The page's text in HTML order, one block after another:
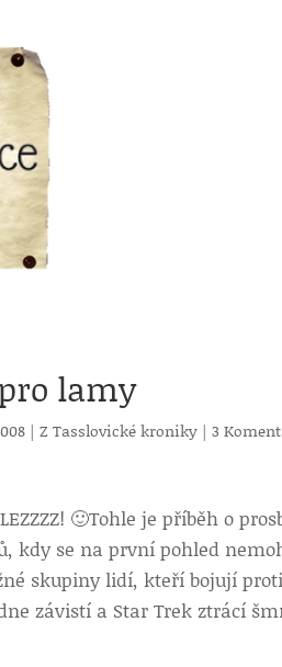
lamy
|Z Tasslovické kroniky |3
🙂Tohle je příběh o
kdy se na první pohled
skupiny lidí, kteří bojují
závistí a Star Trek ztrácí